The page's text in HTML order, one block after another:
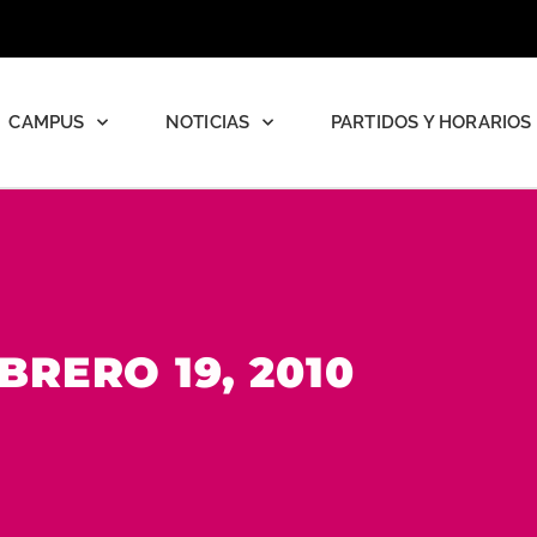
CAMPUS NOTICIAS PARTIDOS Y HORARIOS
19, 2010